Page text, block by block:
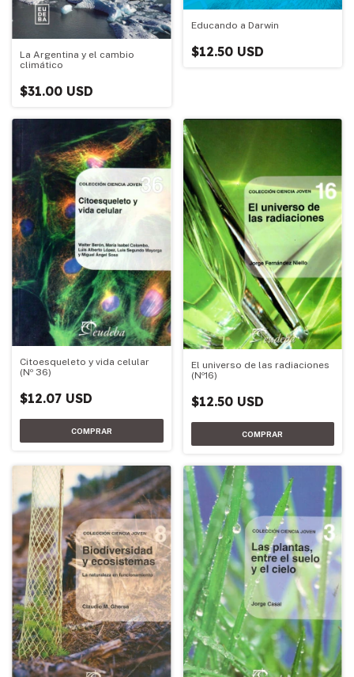
La Argentina y el cambio
climático
$31.00 USD
Educando a Darwin
$12.50 USD
Citoesqueleto y vida celular
(Nº 36)
$12.07 USD
El universo de las radiaciones
(Nº16)
$12.50 USD